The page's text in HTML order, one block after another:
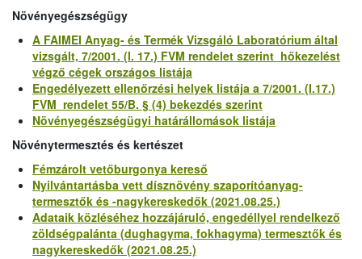
Növényegészségügy
A FAIMEI Anyag- és Termék Vizsgáló Laboratórium által
vizsgált, 7/2001. (I. 17.) FVM rendelet szerint hőkezelést
végző cégek országos listája
Engedélyezett ellenőrzési helyek listája a 7/2001. (I.17.)
FVM rendelet 55/B. § (4) bekezdés szerint
Növényegészségügyi határállomások listája
Növénytermesztés és kertészet
Fémzárolt vetőburgonya kereső
Nyilvántartásba vett dísznövény szaporítóanyag-
termesztők és -nagykereskedők (2021.08.25.)
Adataik közléséhez hozzájáruló, engedéllyel rendelkező
zöldségpalánta (dughagyma, fokhagyma) termesztők és
nagykereskedők (2021.08.25.)